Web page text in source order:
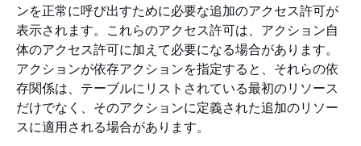
ンを正常に呼び出すために必要な追加のアクセス許可が
表示されます。これらのアクセス許可は、アクション自
体のアクセス許可に加えて必要になる場合があります。
アクションが依存アクションを指定すると、それらの依
存関係は、テーブルにリストされている最初のリソース
だけでなく、そのアクションに定義された追加のリソー
スに適用される場合があります。